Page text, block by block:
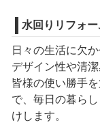
水回りリフォ
日々の生活に欠
デザイン性や清
皆様の使い勝手
で、毎日の暮ら
けします。